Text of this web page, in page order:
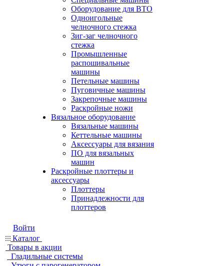
Оборудование для ВТО
Одноигольные
челночного стежка
Зиг-заг челночного
стежка
Промышленные
распошивальные
машины
Петельные машины
Пуговичные машины
Закрепочные машины
Раскройные ножи
Вязальное оборудование
Вязальные машины
Кеттельные машины
Аксессуары для вязания
ПО для вязальных
машин
Раскройные плоттеры и
аксессуары
Плоттеры
Принадлежности для
плоттеров
Войти
Каталог
Товары в акции
Гладильные системы